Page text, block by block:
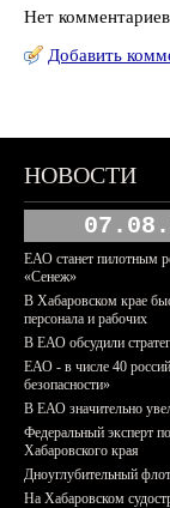
Нет комментариев
Добавить
НОВОСТИ
ЕАО станет пилотным
«Сенеж»
В Хабаровском крае
персонала и рабочих
В ЕАО обсудили
ЕАО - в числе 40
безопасности»
В ЕАО значительно
Федеральный эксперт
Хабаровского края
Дноуглубительный
На Хабаровском